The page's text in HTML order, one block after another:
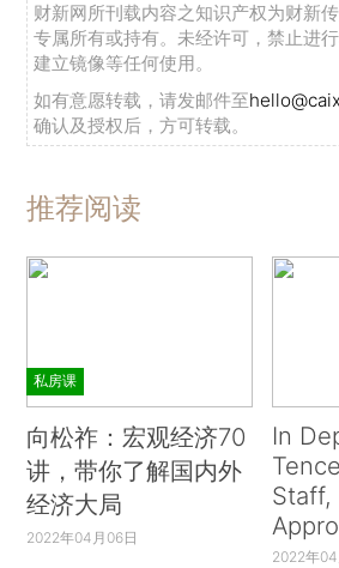
财新网所刊载内容之知识产权为财新
专属所有或持有。未经许可，禁止进
建立镜像等任何使用。
如有意愿转载，请发邮件至
确认及授权后，方可转载。
推荐阅读
私房课
向松祚：宏观经济70
讲，带你了解国内外
经济大局
2022年04月06日
In
Staff,
2022年04